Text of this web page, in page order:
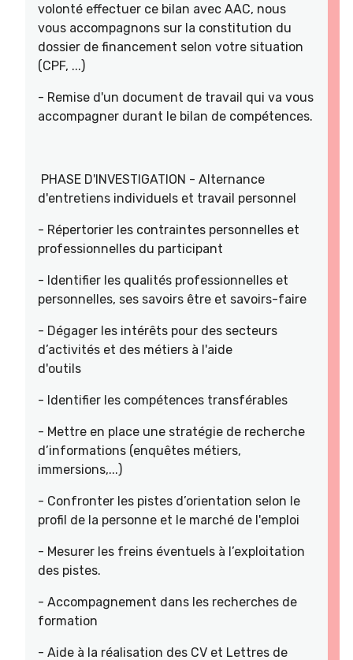
volonté effectuer ce bilan avec AAC, nous
vous accompagnons sur la constitution du
dossier de financement selon votre situation
(CPF, ...)
- Remise d'un document de travail qui va vous
accompagner durant le bilan de compétences.
PHASE D'INVESTIGATION - Alternance
d'entretiens individuels et travail personnel
- Répertorier les contraintes personnelles et
professionnelles du participant
- Identifier les qualités professionnelles et
personnelles, ses savoirs être et savoirs-faire
- Dégager les intérêts pour des secteurs
d’activités et des métiers à l'aide
d'outils
- Identifier les compétences transférables
- Mettre en place une stratégie de recherche
d’informations (enquêtes métiers,
immersions,...)
- Confronter les pistes d’orientation selon le
profil de la personne et le marché de l'emploi
- Mesurer les freins éventuels à l’exploitation
des pistes.
- Accompagnement dans les recherches de
formation
- Aide à la réalisation des CV et Lettres de